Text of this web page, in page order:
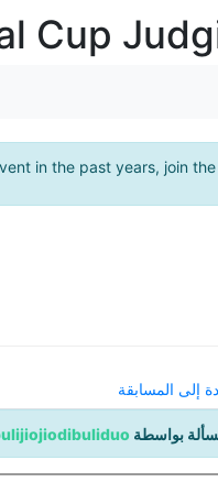
Cup
in the past years, join
إلى المسابقة
بواسطة